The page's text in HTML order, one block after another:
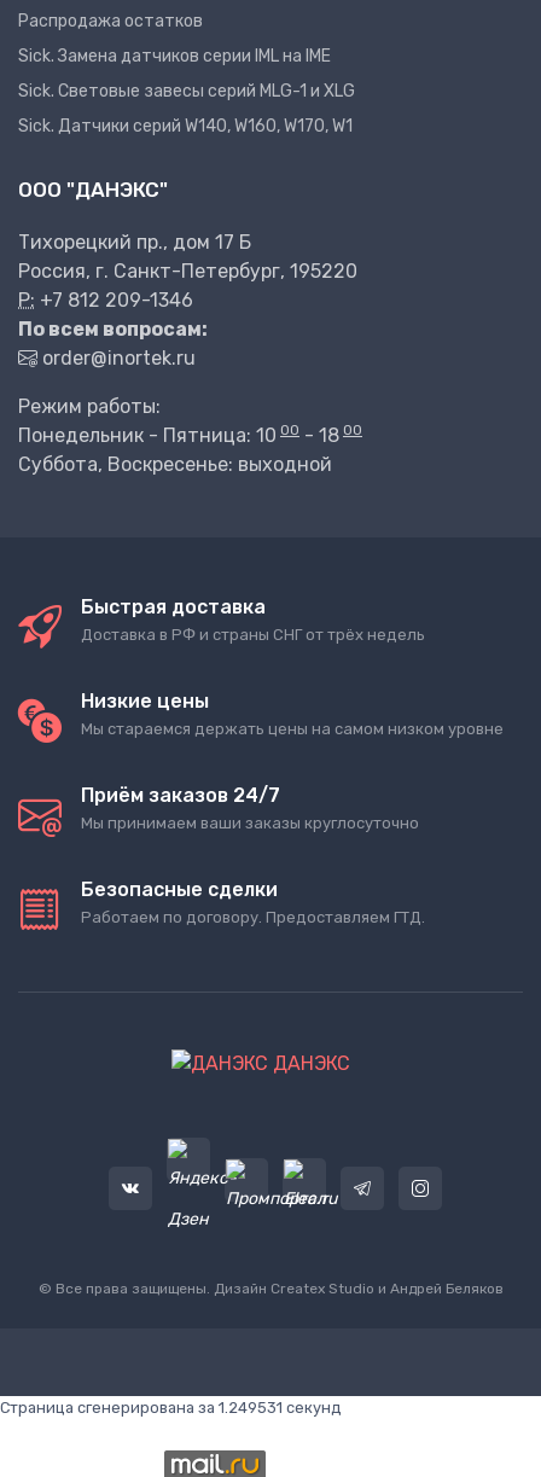
Распродажа остатков
Sick. Замена датчиков серии IML на IME
Sick. Световые завесы серий MLG-1 и XLG
Sick. Датчики серий W140, W160, W170, W1
ООО "ДАНЭКС"
Тихорецкий пр., дом 17 Б
Россия, г. Санкт-Петербург, 195220
P: +7 812 209-1346
По всем вопросам:
order@inortek.ru
Режим работы:
Понедельник - Пятница: 10 00 - 18 00
Суббота, Воскресенье: выходной
Быстрая доставка
Доставка в РФ и страны СНГ от трёх недель
Низкие цены
Мы стараемся держать цены на самом низком уровне
Приём заказов 24/7
Мы принимаем ваши заказы круглосуточно
Безопасные сделки
Работаем по договору. Предоставляем ГТД.
ДАНЭКС
© Все права защищены. Дизайн Createx Studio и Андрей Беляков
Страница сгенерирована за 1.249531 секунд